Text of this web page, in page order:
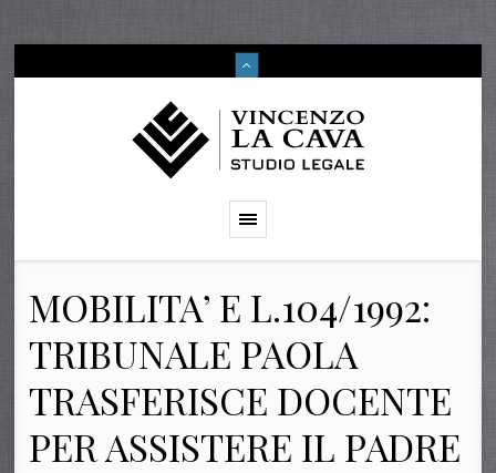
MOBILITA’ E L.104/1992:
TRIBUNALE PAOLA
TRASFERISCE DOCENTE
PER ASSISTERE IL PADRE